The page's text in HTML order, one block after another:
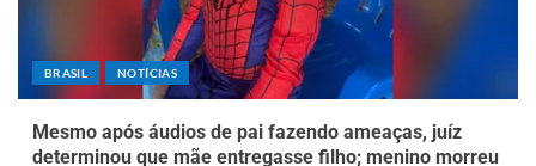
BRASIL NOTÍCIAS
Mesmo após áudios de pai fazendo ameaças, juíz
determinou que mãe entregasse filho; menino morreu